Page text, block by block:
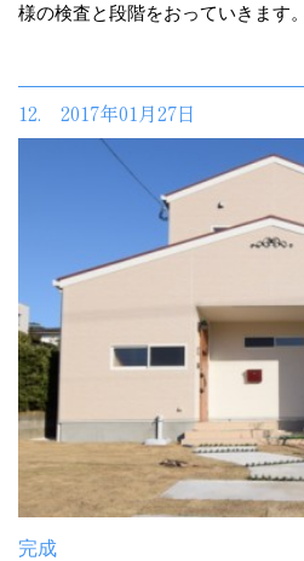
様の検査と段階をおっていきます。
12. 2017年01月27日
完成